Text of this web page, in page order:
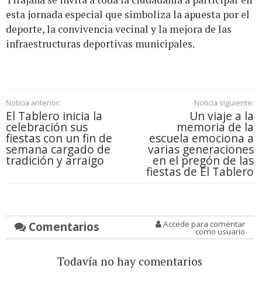
esta jornada especial que simboliza la apuesta por el
deporte, la convivencia vecinal y la mejora de las
infraestructuras deportivas municipales.
Noticia anterior:
El Tablero inicia la
celebración sus
fiestas con un fin de
semana cargado de
tradición y arraigo
Noticia siguiente:
Un viaje a la
memoria de la
escuela emociona a
varias generaciones
en el pregón de las
fiestas de El Tablero
Comentarios Accede para comentar
como usuario
Todavía no hay comentarios